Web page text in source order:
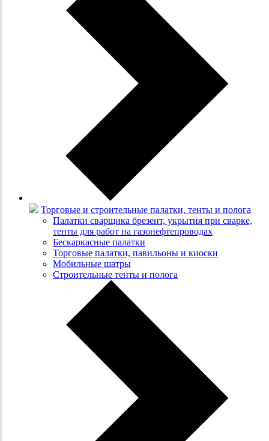
Торговые и строительные палатки, тенты и полога
Палатки сварщика брезент, укрытия при сварке,
тенты для работ на газонефтепроводах
Бескаркасные палатки
Торговые палатки, павильоны и киоски
Мобильные шатры
Строительные тенты и полога